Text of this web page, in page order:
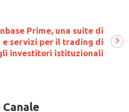
Prime, una suite di
e servizi per il trading di
investitori istituzionali